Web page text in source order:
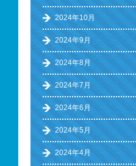
2024年10月
2024年9月
2024年8月
2024年7月
2024年6月
2024年5月
2024年4月